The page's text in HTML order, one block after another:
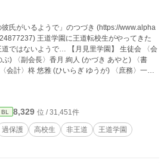
彼氏がいるようで」のつづき (https://www.alpha
校生がやってきた
… 【月見里学園】 生徒会 〈会
) 〈副会長〉香月 絢人 (かづき あやと) 〈書
会計〉柊 悠雅 (ひいらぎ ゆうが) 〈庶務〉一色
(いぶ
BL 8,329 位 / 31,451件
過保護 高校生 非王道
王道学園